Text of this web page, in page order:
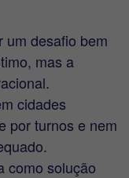
um desafio bem
mas a
cidades
por turnos e nem
como solução